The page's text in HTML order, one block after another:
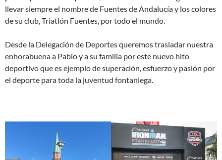
llevar siempre el nombre de Fuentes de Andalucía y los colores
de su club, Triatlón Fuentes, por todo el mundo.
Desde la Delegación de Deportes queremos trasladar nuestra
enhorabuena a Pablo y a su familia por este nuevo hito
deportivo que es ejemplo de superación, esfuerzo y pasión por
el deporte para toda la juventud fontaniega.